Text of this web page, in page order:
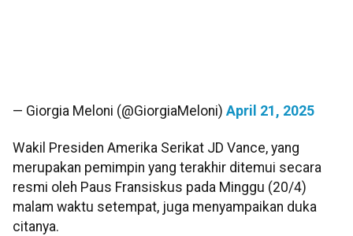
— Giorgia Meloni (@GiorgiaMeloni) April 21, 2025
Wakil Presiden Amerika Serikat JD Vance, yang
merupakan pemimpin yang terakhir ditemui secara
resmi oleh Paus Fransiskus pada Minggu (20/4)
malam waktu setempat, juga menyampaikan duka
citanya.